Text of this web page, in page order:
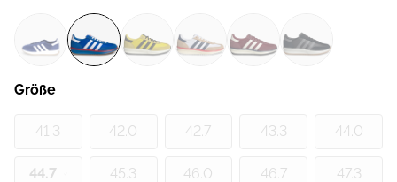
Größe
41.3 42.0 42.7 43.3 44.0
44.7 45.3 46.0 46.7 47.3